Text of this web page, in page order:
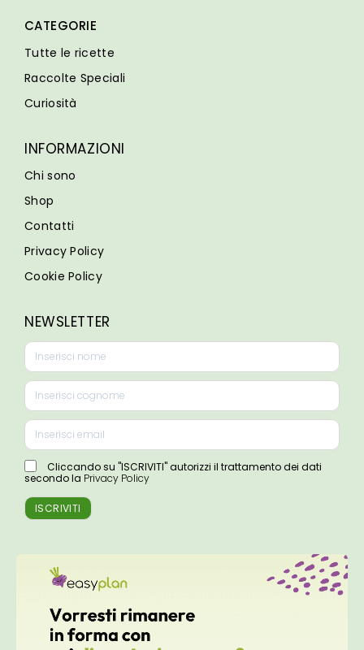
CATEGORIE
Tutte le ricette
Raccolte Speciali
Curiosità
INFORMAZIONI
Chi sono
Shop
Contatti
Privacy Policy
Cookie Policy
NEWSLETTER
Cliccando su "ISCRIVITI" autorizzi il trattamento dei dati
secondo la Privacy Policy